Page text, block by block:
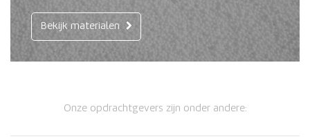
Bekijk materialen
Onze opdrachtgevers zijn onder andere: